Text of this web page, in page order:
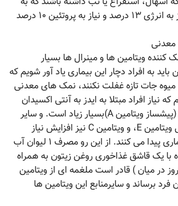
ازای هر درجه تب نیاز به انرژی ۱۳ درصد و نیاز به پروتئین ۱۰ درصد
کننده ویتامین ها و مینرال ها بسیار
به افراد دچار این بیماری یاد آور شویم که
جات تازه غفلت نکنند، نمک های معدنی
نیاز افراد مبتلا به ایدز به آنتی اکسیدان
هایی مثل بتا کاروتن (پیشساز ویتامین A)بسیار زیاد است. و سایر
آنتی اکسیدان ها مثل ویتامین E، و ویتامین C نیز افزایش نیاز
چشمگیری در این بیماری پیدا می کنند. از این رو مصرف ۱ لیوان آب
با یک قاشق غذاخوری روغن زیتون به همراه
آب یک لیموی تازه (۱روز در میان ) قادر است ملغمه ای از ویتامین
برساند و سایرمنابع این ویتامین ها